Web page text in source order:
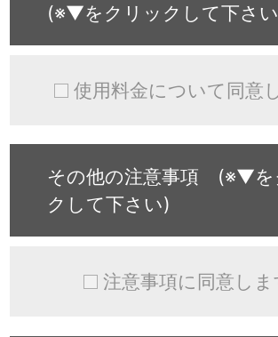
(※▼をクリックして下さ
使用料金について同意
その他の注意事項 (※▼を
クして下さい)
注意事項に同意しま